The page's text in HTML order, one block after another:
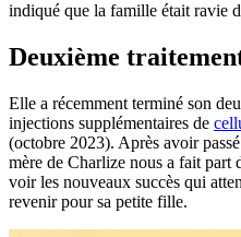
indiqué que la famille était ravie
Deuxième
Elle a récemment terminé son
injections supplémentaires de
(octobre 2023). Après avoir
mère de Charlize nous a fait part
voir les nouveaux succès qui
revenir pour sa petite fille.